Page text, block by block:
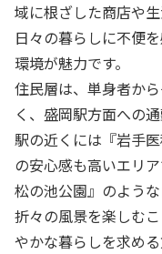
域に根ざした商店や
日々の暮らしに不便
環境が魅力です。
住民層は、単身者か
く、盛岡駅方面への
駅の近くには『岩手
の安心感も高いエリ
松の池公園』のよう
折々の風景を楽しむ
やかな暮らしを求め